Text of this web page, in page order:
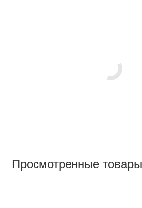
Просмотренные товары